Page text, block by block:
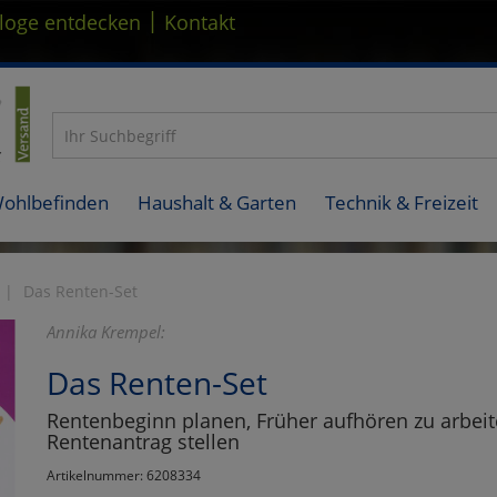
entdecken | Kontakt
Haushalt & Garten Technik & Freizeit
Das Renten-Set
Annika Krempel:
Das Renten-Set
Rentenbeginn planen, Früher aufhören zu
Rentenantrag stellen
Artikelnummer: 6208334